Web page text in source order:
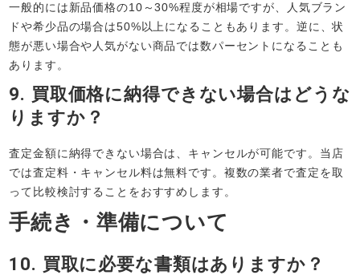
一般的には新品価格の10～30%程度が相場ですが、人気ブラン
ドや希少品の場合は50%以上になることもあります。逆に、状
態が悪い場合や人気がない商品では数パーセントになることも
あります。
9. 買取価格に納得できない場合はどうな
りますか？
査定金額に納得できない場合は、キャンセルが可能です。当店
では査定料・キャンセル料は無料です。複数の業者で査定を取
って比較検討することをおすすめします。
手続き・準備について
10. 買取に必要な書類はありますか？